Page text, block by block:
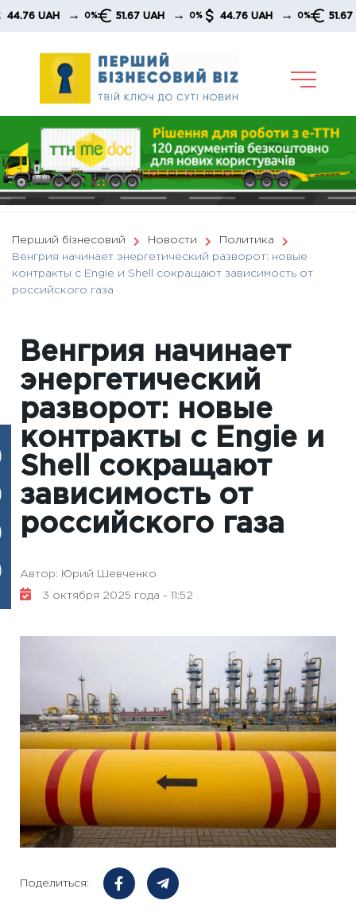
Skip
→ 0% 51.67 UAH → 0% 44.76 UAH → 0% 51.67 UAH
Перший бізнесовий Новости
Политика
Венгрия начинает энергетический разворот: новые
контракты с Engie и Shell сокращают зависимость от
российского газа
Венгрия начинает
энергетический
разворот: новые
контракты с Engie и
Shell сокращают
зависимость от
российского газа
Автор: Юрий Шевченко
3 октября 2025 года - 11:52
Поделиться: